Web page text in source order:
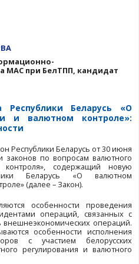
Международного
БелТПП, доктор
информационно-
МАС при БелТПП,